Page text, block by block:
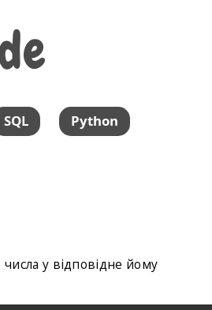
SQL Python
у відповідне йому